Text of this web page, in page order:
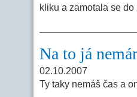
kliku a zamotala se do
Na to já
02.10.2007
Ty taky nemáš čas a